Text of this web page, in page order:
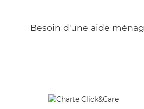
Besoin d'une aide